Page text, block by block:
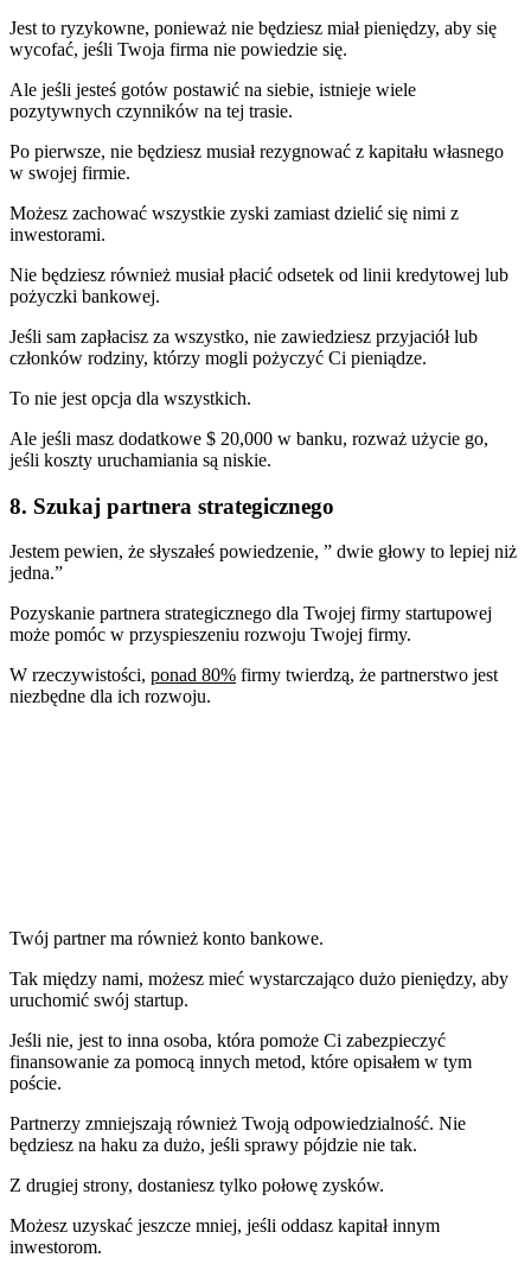
Jest to ryzykowne, ponieważ nie będziesz miał pieniędzy, aby się
wycofać, jeśli Twoja firma nie powiedzie się.
Ale jeśli jesteś gotów postawić na siebie, istnieje wiele
pozytywnych czynników na tej trasie.
Po pierwsze, nie będziesz musiał rezygnować z kapitału własnego
w swojej firmie.
Możesz zachować wszystkie zyski zamiast dzielić się nimi z
inwestorami.
Nie będziesz również musiał płacić odsetek od linii kredytowej lub
pożyczki bankowej.
Jeśli sam zapłacisz za wszystko, nie zawiedziesz przyjaciół lub
członków rodziny, którzy mogli pożyczyć Ci pieniądze.
To nie jest opcja dla wszystkich.
Ale jeśli masz dodatkowe $ 20,000 w banku, rozważ użycie go,
jeśli koszty uruchamiania są niskie.
8. Szukaj partnera strategicznego
Jestem pewien, że słyszałeś powiedzenie, ” dwie głowy to lepiej niż
jedna.”
Pozyskanie partnera strategicznego dla Twojej firmy startupowej
może pomóc w przyspieszeniu rozwoju Twojej firmy.
W rzeczywistości, ponad 80% firmy twierdzą, że partnerstwo jest
niezbędne dla ich rozwoju.
Twój partner ma również konto bankowe.
Tak między nami, możesz mieć wystarczająco dużo pieniędzy, aby
uruchomić swój startup.
Jeśli nie, jest to inna osoba, która pomoże Ci zabezpieczyć
finansowanie za pomocą innych metod, które opisałem w tym
poście.
Partnerzy zmniejszają również Twoją odpowiedzialność. Nie
będziesz na haku za dużo, jeśli sprawy pójdzie nie tak.
Z drugiej strony, dostaniesz tylko połowę zysków.
Możesz uzyskać jeszcze mniej, jeśli oddasz kapitał innym
inwestorom.